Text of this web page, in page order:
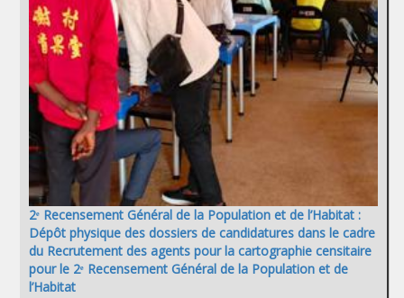
2ᵉ Recensement Général de la Population et de l’Habitat :
Dépôt physique des dossiers de candidatures dans le cadre
du Recrutement des agents pour la cartographie censitaire
pour le 2ᵉ Recensement Général de la Population et de
l’Habitat